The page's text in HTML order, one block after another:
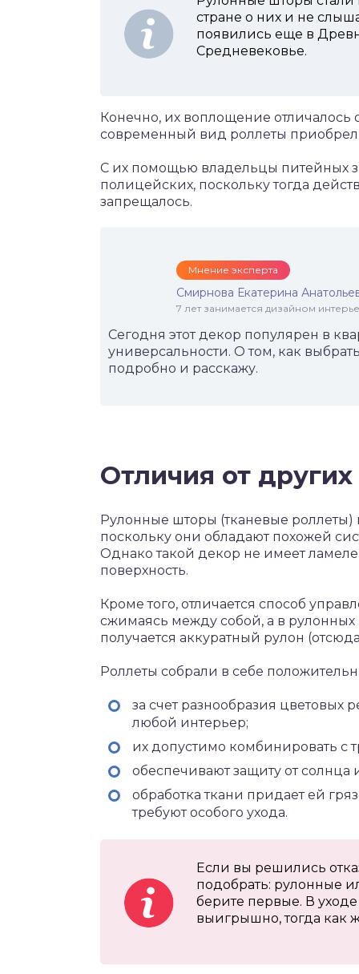
стране о них и не
появились еще в
Средневековье.
Конечно, их воплощение
современный вид роллеты
С их помощью владельцы питейных
полицейских, поскольку тогда
запрещалось.
Мнение эксперта
Смирнова Екатерина
7 лет занимается дизайном
Сегодня этот декор популярен в
универсальности. О том, как
подробно и расскажу.
Отличия от
Рулонные шторы (тканевые
поскольку они обладают похожей
Однако такой декор не имеет
поверхность.
Кроме того, отличается способ
сжимаясь между собой, а в рулонных
получается аккуратный рулон
Роллеты собрали в себе
за счет разнообразия
любой интерьер;
их допустимо комбинировать с
обеспечивают защиту от солнца
обработка ткани придает ей
требуют особого ухода.
Если вы решились
подобрать: рулонные
берите первые. В
выигрышно, тогда как